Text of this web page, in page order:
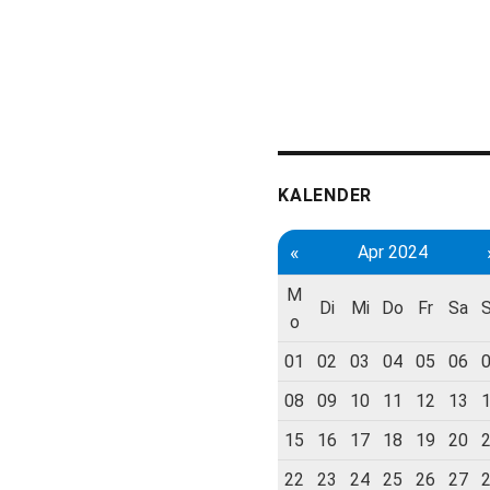
KALENDER
« Apr 2024
M
o
Di Mi Do Fr Sa
01 02 03 04 05 06
08
09 10 11 12 13
15
16 17 18 19 20
22
23 24 25 26 27